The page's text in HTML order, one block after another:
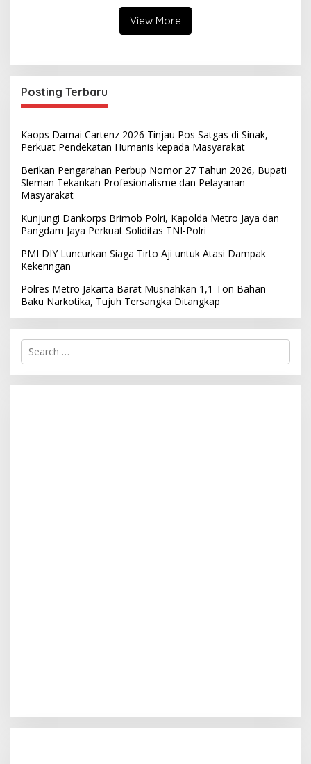
View More
Posting Terbaru
Kaops Damai Cartenz 2026 Tinjau Pos Satgas di Sinak,
Perkuat Pendekatan Humanis kepada Masyarakat
Berikan Pengarahan Perbup Nomor 27 Tahun 2026, Bupati
Sleman Tekankan Profesionalisme dan Pelayanan
Masyarakat
Kunjungi Dankorps Brimob Polri, Kapolda Metro Jaya dan
Pangdam Jaya Perkuat Soliditas TNI-Polri
PMI DIY Luncurkan Siaga Tirto Aji untuk Atasi Dampak
Kekeringan
Polres Metro Jakarta Barat Musnahkan 1,1 Ton Bahan
Baku Narkotika, Tujuh Tersangka Ditangkap
S
r